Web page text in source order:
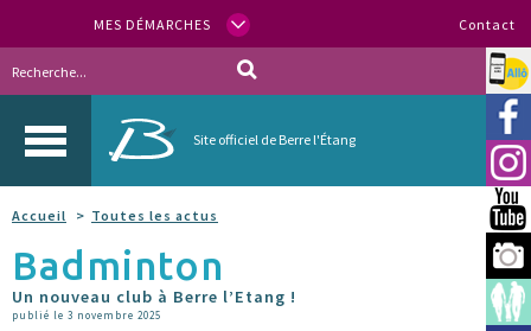
MES DÉMARCHES Contact
Site officiel de Berre l'Étang
Allo
Accueil Toutes les actus
Badminton
Un nouveau club à Berre l’Etang !
publié le 3 novembre 2025